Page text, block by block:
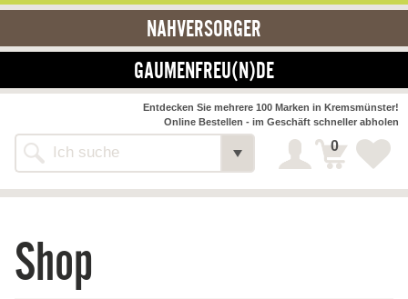
NAHVERSORGER
GAUMENFREU(N)DE
Shop
Entdecken Sie mehrere 100 Marken in Kremsmünster!
Online Bestellen - im Geschäft schneller abholen
0
Shop